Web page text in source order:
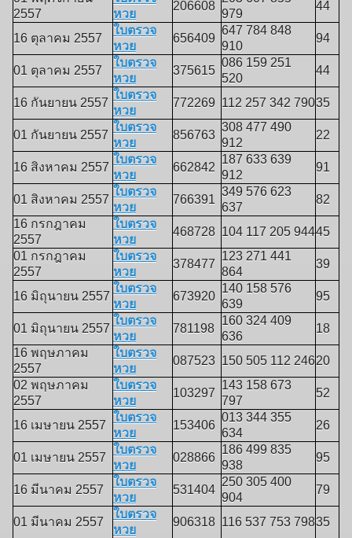
2557
หวย
206608
979
44
16 ตุลาคม 2557
ใบตรวจ
หวย
656409
647 784 848
910
94
01 ตุลาคม 2557
ใบตรวจ
หวย
375615
086 159 251
520
44
16 กันยายน 2557
ใบตรวจ
หวย
772269 112 257 342 79035
01 กันยายน 2557
ใบตรวจ
หวย
856763
308 477 490
912
22
16 สิงหาคม 2557
ใบตรวจ
หวย
662842
187 633 639
912
91
01 สิงหาคม 2557
ใบตรวจ
หวย
766391
349 576 623
637
82
16 กรกฎาคม
2557
ใบตรวจ
หวย
468728 104 117 205 94445
01 กรกฎาคม
2557
ใบตรวจ
หวย
378477
123 271 441
864
39
16 มิถุนายน 2557
ใบตรวจ
หวย
673920
140 158 576
639
95
01 มิถุนายน 2557
ใบตรวจ
หวย
781198
160 324 409
636
18
16 พฤษภาคม
2557
ใบตรวจ
หวย
087523 150 505 112 24620
02 พฤษภาคม
2557
ใบตรวจ
หวย
103297
143 158 673
797
52
16 เมษายน 2557
ใบตรวจ
หวย
153406
013 344 355
634
26
01 เมษายน 2557
ใบตรวจ
หวย
028866
186 499 835
938
95
16 มีนาคม 2557
ใบตรวจ
หวย
531404
250 305 400
904
79
01 มีนาคม 2557
ใบตรวจ
หวย
906318 116 537 753 79835